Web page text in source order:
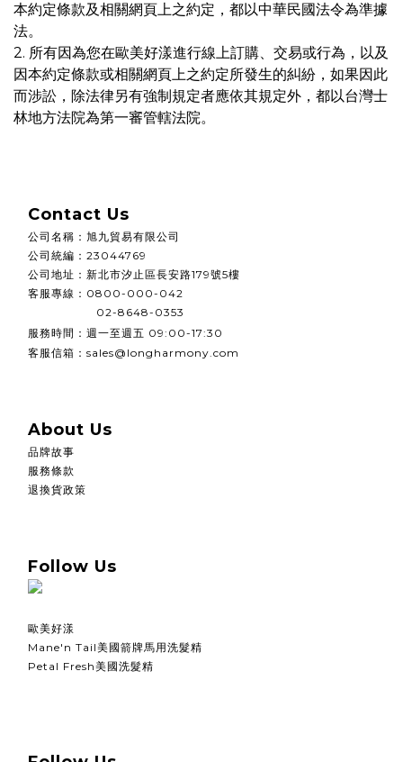
本約定條款及相關網頁上之約定，都以中華民國法令為準據
法。
2. 所有因為您在歐美好漾進行線上訂購、交易或行為，以及
因本約定條款或相關網頁上之約定所發生的糾紛，如果因此
而涉訟，除法律另有強制規定者應依其規定外，都以台灣士
林地方法院為第一審管轄法院。
Contact Us
公司名稱 ： 旭九貿易有限公司
公司統編 ： 23044769
公司地址： 新北市汐止區長安路179號5樓
客服專線：0800-000-042
02-8648-0353
服務時間： 週一至週五 09:00-17:30
客服信箱：sales@longharmony.com
About Us
品牌故事
服務條款
退換貨政策
Follow Us
歐美好漾
Mane'n Tail美國箭牌馬用洗髮精
Petal Fresh美國洗髮精